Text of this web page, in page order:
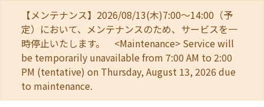
【メンテナンス】2026/08/13(木)7:00～14:00（予
定）において、メンテナンスのため、サービスを一
時停止いたします。 <Maintenance> Service will
be temporarily unavailable from 7:00 AM to 2:00
PM (tentative) on Thursday, August 13, 2026 due
to maintenance.